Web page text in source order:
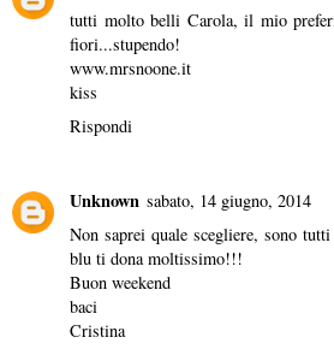
tutti molto belli Carola, il mio
fiori...stupendo!
www.mrsnoone.it
kiss
Rispondi
Unknown sabato, 14 giugno, 2014
Non saprei quale scegliere, sono
blu ti dona moltissimo!!!
Buon weekend
baci
Cristina